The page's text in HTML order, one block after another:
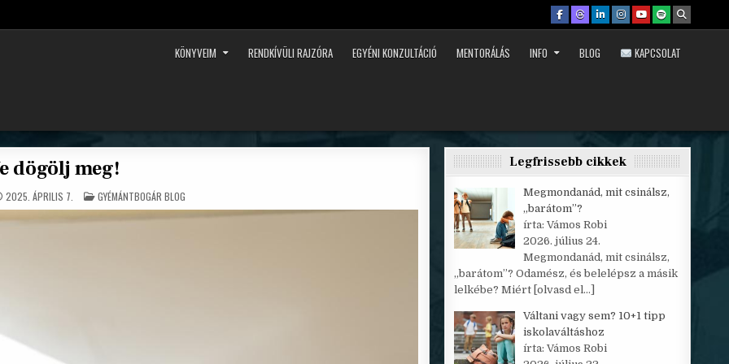
KÖNYVEIM RENDKÍVÜLI RAJZÓRA EGYÉNI KONZULTÁCIÓ MENTORÁLÁS INFO BLOG KAPCSOLAT
dögölj meg!
2025. ÁPRILIS 7. POSTED
IN
GYÉMÁNTBOGÁR BLOG
Legfrissebb cikkek
Megmondanád, mit csinálsz,
„barátom”?
írta: Vámos Robi
2026. július 24.
Megmondanád, mit csinálsz,
„barátom”? Odamész, és belelépsz a másik
lelkébe? Miért [olvasd el…]
Váltani vagy sem? 10+1 tipp
iskolaváltáshoz
írta: Vámos Robi